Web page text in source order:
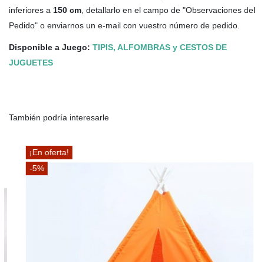
inferiores a 150 cm , detallarlo en el campo de "Observaciones del
Pedido" o enviarnos un e-mail con vuestro número de pedido.
Disponible a Juego: TIPIS, ALFOMBRAS y CESTOS DE
JUGUETES
También podría interesarle
¡En oferta!
-5%